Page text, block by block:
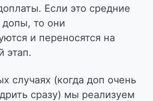
Если это средние
то они
и переносятся на
этап.
случаях (когда доп очень
сразу) мы реализуем